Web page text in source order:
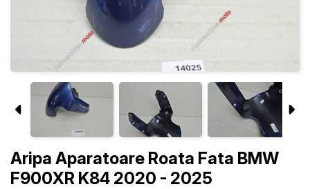
Aripa Aparatoare Roata Fata BMW
F900XR K84 2020 - 2025